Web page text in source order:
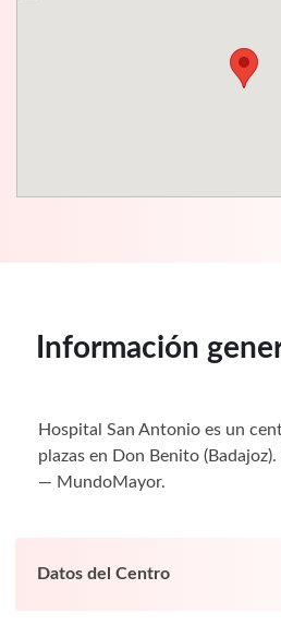
Información
Hospital San Antonio es un
plazas en Don Benito
— MundoMayor.
Datos del Centro